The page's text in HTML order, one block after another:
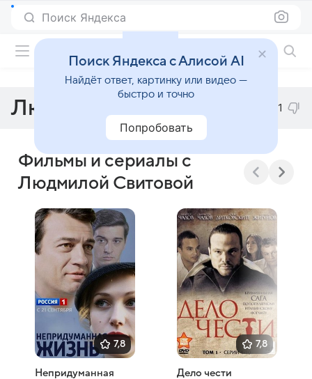
Поиск Яндекса
Людмила Свитова 21
Фильмы и сериалы с
Людмилой Свитовой
7,8
Непридуманная
7,8
Дело чести
Поиск Яндекса с Алисой AI
Найдёт ответ, картинку или видео —
быстро и точно
Попробовать